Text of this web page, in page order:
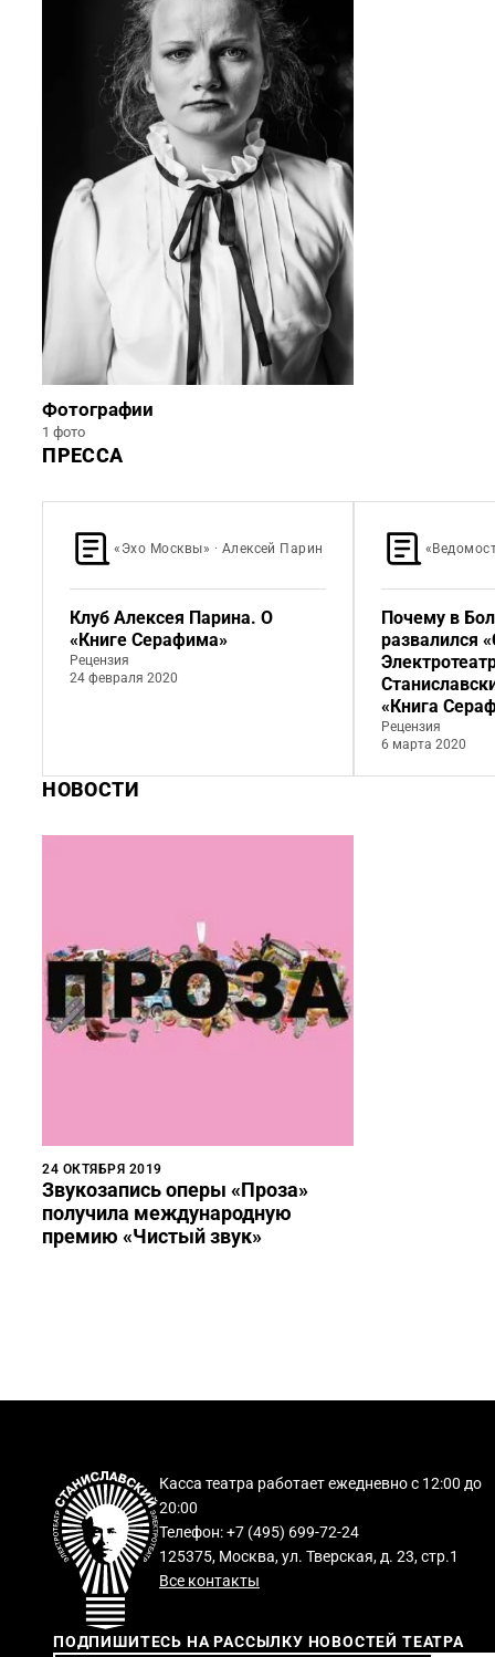
Фотографии
1 фото
ПРЕССА
«Эхо Москвы» · Алексей Парин
Клуб Алексея Парина. О
«Книге Серафима»
Рецензия
24 февраля 2020
Почему в
развалился
«Книга
Рецензия
6 марта 2020
НОВОСТИ
24 ОКТЯБРЯ 2019
Звукозапись оперы «Проза»
получила международную
премию «Чистый звук»
Касса театра работает ежедневно с 12:00 до
20:00
Телефон: +7 (495) 699-72-24
125375, Москва, ул. Тверская, д. 23, стр.1
Все контакты
ПОДПИШИТЕСЬ НА РАССЫЛКУ НОВОСТЕЙ ТЕАТРА